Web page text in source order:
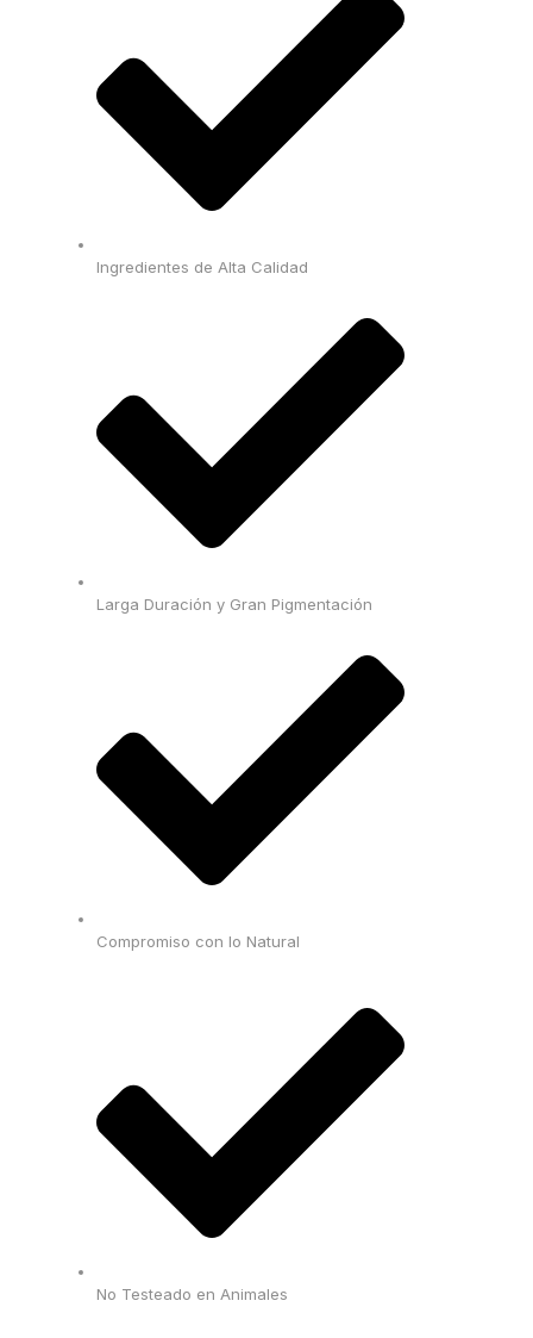
Ingredientes de Alta Calidad
Larga Duración y Gran Pigmentación
Compromiso con lo Natural
No Testeado en Animales